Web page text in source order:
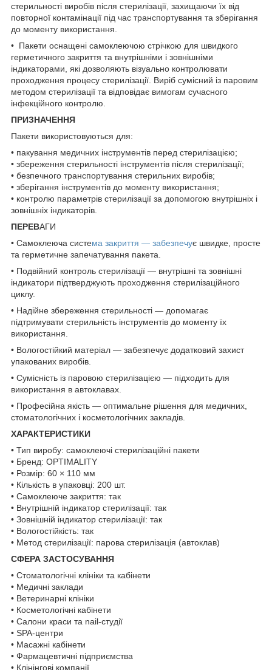
стерильності виробів після стерилізації, захищаючи їх від
повторної контамінації під час транспортування та зберігання
до моменту використання.
• Пакети оснащені самоклеючою стрічкою для швидкого
герметичного закриття та внутрішніми і зовнішніми
індикаторами, які дозволяють візуально контролювати
проходження процесу стерилізації. Виріб сумісний із паровим
методом стерилізації та відповідає вимогам сучасного
інфекційного контролю.
ПРИЗНАЧЕННЯ
Пакети використовуються для:
• пакування медичних інструментів перед стерилізацією;
• збереження стерильності інструментів після стерилізації;
• безпечного транспортування стерильних виробів;
• зберігання інструментів до моменту використання;
• контролю параметрів стерилізації за допомогою внутрішніх і
зовнішніх індикаторів.
ПЕРЕВАГИ
• Самоклеюча система закриття — забезпечує швидке, просте
та герметичне запечатування пакета.
• Подвійний контроль стерилізації — внутрішні та зовнішні
індикатори підтверджують проходження стерилізаційного
циклу.
• Надійне збереження стерильності — допомагає
підтримувати стерильність інструментів до моменту їх
використання.
• Вологостійкий матеріал — забезпечує додатковий захист
упакованих виробів.
• Сумісність із паровою стерилізацією — підходить для
використання в автоклавах.
• Професійна якість — оптимальне рішення для медичних,
стоматологічних і косметологічних закладів.
ХАРАКТЕРИСТИКИ
• Тип виробу: самоклеючі стерилізаційні пакети
• Бренд: OPTIMALITY
• Розмір: 60 × 110 мм
• Кількість в упаковці: 200 шт.
• Самоклеюче закриття: так
• Внутрішній індикатор стерилізації: так
• Зовнішній індикатор стерилізації: так
• Вологостійкість: так
• Метод стерилізації: парова стерилізація (автоклав)
СФЕРА ЗАСТОСУВАННЯ
• Стоматологічні клініки та кабінети
• Медичні заклади
• Ветеринарні клініки
• Косметологічні кабінети
• Салони краси та nail-студії
• SPA-центри
• Масажні кабінети
• Фармацевтичні підприємства
• Клінінгові компанії